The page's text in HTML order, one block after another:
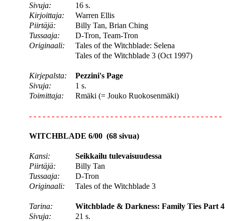
Sivuja:
16 s.
Kirjoittaja:
Warren Ellis
Piirtäjä:
Billy Tan, Brian Ching
Tussaaja:
D-Tron, Team-Tron
Originaali:
Tales of the Witchblade: Selena
Tales of the Witchblade 3 (Oct 1997)
Kirjepalsta:
Pezzini's Page
Sivuja:
1 s.
Toimittaja:
Rmäki (= Jouko Ruokosenmäki)
- - - - - - - - - - - - - - - - - - - - - - - - - - - - - - - - - - - - - - - - - - -
WITCHBLADE 6/00 (68 sivua)
Kansi:
Seikkailu tulevaisuudessa
Piirtäjä:
Billy Tan
Tussaaja:
D-Tron
Originaali:
Tales of the Witchblade 3
Tarina:
Witchblade & Darkness: Family Ties Part 4
Sivuja:
21 s.